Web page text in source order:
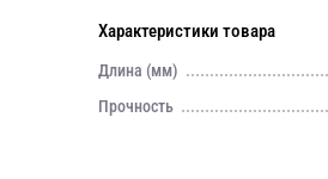
Характеристики товара
Длина (мм)
Прочность